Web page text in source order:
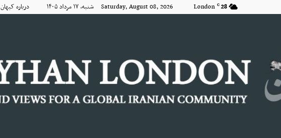
28
C
London Saturday, August 08, 2026 شنبه, ۱۷ مرداد ۱۴۰۵ درباره کیهان